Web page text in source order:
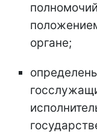
органе;